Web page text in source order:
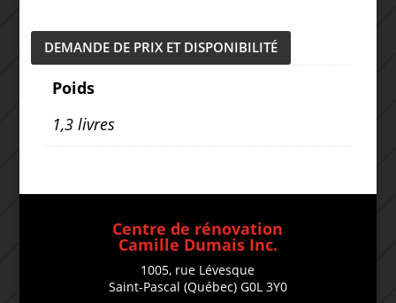
DEMANDE DE PRIX ET DISPONIBILITÉ
Poids
1,3 livres
Centre de rénovation
Camille Dumais Inc.
1005, rue Lévesque
Saint-Pascal (Québec) G0L 3Y0